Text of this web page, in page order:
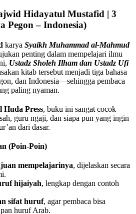
Hidayatul Mustafid | 3
Pegon – Indonesia)
karya Syaikh Muhammad al-Mahmud
penting dalam mempelajari ilmu
Ustadz Sholeh Ilham dan Ustadz Ufi
kitab tersebut menjadi tiga bahasa
dan Indonesia—sehingga pembaca
paling nyaman.
Huda Press, buku ini sangat cocok
guru ngaji, dan siapa pun yang ingin
dari dasar.
(Poin-Poin)
mempelajarinya, dijelaskan secara
hijaiyah, lengkap dengan contoh
sifat huruf, agar pembaca bisa
huruf Arab.